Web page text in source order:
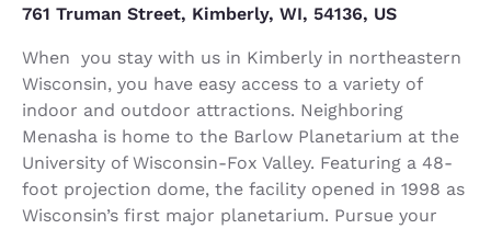
761 Truman Street, Kimberly, WI, 54136, US
When you stay with us in Kimberly in northeastern
Wisconsin, you have easy access to a variety of
indoor and outdoor attractions. Neighboring
Menasha is home to the Barlow Planetarium at the
University of Wisconsin-Fox Valley. Featuring a 48-
foot projection dome, the facility opened in 1998 as
Wisconsin’s first major planetarium. Pursue your